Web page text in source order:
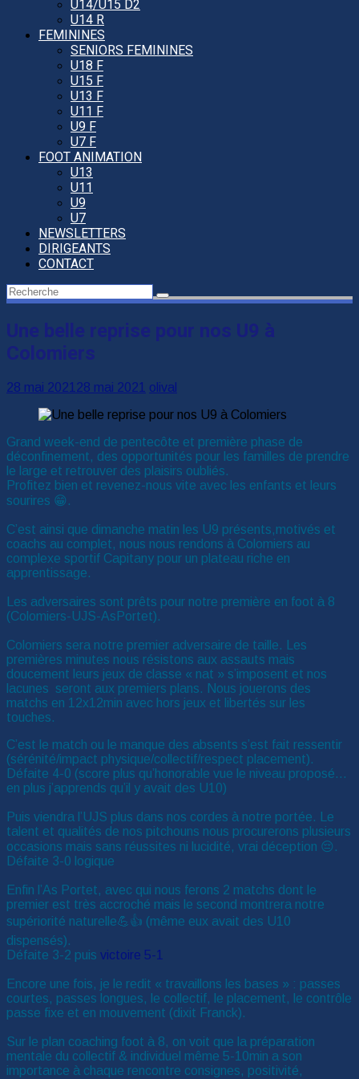
U14/U15 D2
U14 R
FEMININES
SENIORS FEMININES
U18 F
U15 F
U13 F
U11 F
U9 F
U7 F
FOOT ANIMATION
U13
U11
U9
U7
NEWSLETTERS
DIRIGEANTS
CONTACT
Une belle reprise pour nos U9 à
Colomiers
28 mai 2021 28 mai 2021 olival
Grand week-end de pentecôte et première phase de
déconfinement, des opportunités pour les familles de prendre
le large et retrouver des plaisirs oubliés.
Profitez bien et revenez-nous vite avec les enfants et leurs
sourires 😁.
C’est ainsi que dimanche matin les U9 présents,motivés et
coachs au complet, nous nous rendons à Colomiers au
complexe sportif Capitany pour un plateau riche en
apprentissage.
Les adversaires sont prêts pour notre première en foot à 8
(Colomiers-UJS-AsPortet).
Colomiers sera notre premier adversaire de taille. Les
premières minutes nous résistons aux assauts mais
doucement leurs jeux de classe « nat » s’imposent et nos
lacunes seront aux premiers plans. Nous jouerons des
matchs en 12x12min avec hors jeux et libertés sur les
touches.
C’est le match ou le manque des absents s’est fait ressentir
(sérénité/impact physique/collectif/respect placement).
Défaite 4-0 (score plus qu’honorable vue le niveau proposé…
en plus j’apprends qu’il y avait des U10)
Puis viendra l’UJS plus dans nos cordes à notre portée. Le
talent et qualités de nos pitchouns nous procurerons plusieurs
occasions mais sans réussites ni lucidité, vrai déception 😔.
Défaite 3-0 logique
Enfin l’As Portet, avec qui nous ferons 2 matchs dont le
premier est très accroché mais le second montrera notre
supériorité naturelle💪👍 (même eux avait des U10
dispensés).
Défaite 3-2 puis victoire 5-1
Encore une fois, je le redit « travaillons les bases » : passes
courtes, passes longues, le collectif, le placement, le contrôle
passe fixe et en mouvement (dixit Franck).
Sur le plan coaching foot à 8, on voit que la préparation
mentale du collectif & individuel même 5-10min a son
importance à chaque rencontre consignes, positivité,